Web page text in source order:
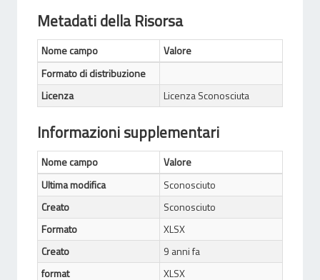
Metadati della Risorsa
Nome campo
Valore
Formato di distribuzione
Licenza
Licenza Sconosciuta
Informazioni supplementari
Nome campo
Valore
Ultima modifica
Sconosciuto
Creato
Sconosciuto
Formato
XLSX
Creato
9 anni fa
format
XLSX